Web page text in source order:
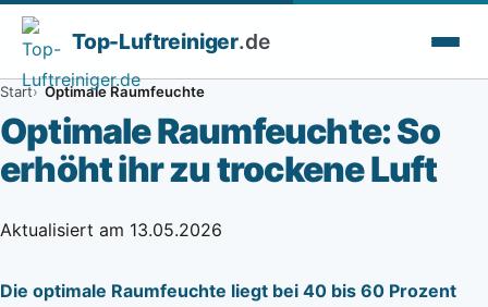
Top-Luftreiniger.de
Start Optimale Raumfeuchte
Optimale Raumfeuchte: So
erhöht ihr zu trockene Luft
Aktualisiert am 13.05.2026
Die optimale Raumfeuchte liegt bei 40 bis 60 Prozent